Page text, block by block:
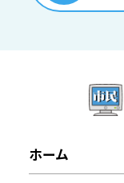
ホーム